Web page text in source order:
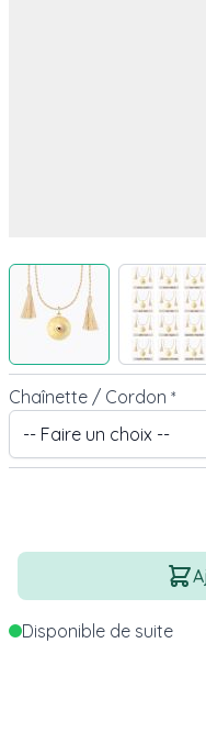
View larger image
Chaînette / Cordon *
Quantité
Disponible de suite